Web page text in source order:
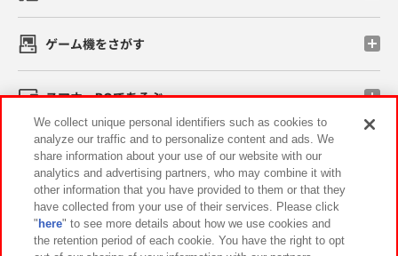
ゲーム機をさがす
スマホ・PCであそぶ
イベント・キャンペーン
関連会社 サステナビリティ サイトポリシー
We collect unique personal identifiers such as cookies to
analyze our traffic and to personalize content and ads. We
share information about your use of our website with our
analytics and advertising partners, who may combine it with
other information that you have provided to them or that they
have collected from your use of their services. Please click
" here" to see more details about how we use cookies and
the retention period of each cookie. You have the right to opt